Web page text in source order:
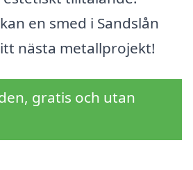
en smed i Sandslån
nästa metallprojekt!
gratis och utan